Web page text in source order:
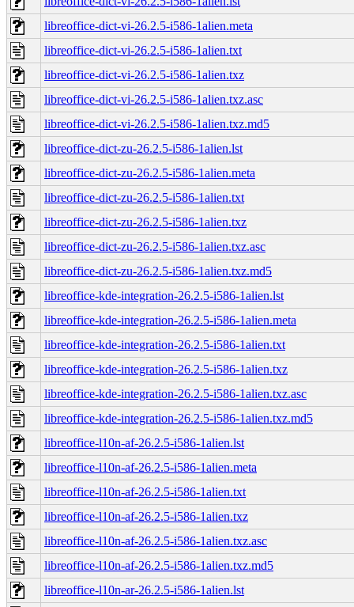
libreoffice-dict-vi-26.2.5-i586-1alien.meta
libreoffice-dict-vi-26.2.5-i586-1alien.txt
libreoffice-dict-vi-26.2.5-i586-1alien.txz
libreoffice-dict-vi-26.2.5-i586-1alien.txz.asc
libreoffice-dict-vi-26.2.5-i586-1alien.txz.md5
libreoffice-dict-zu-26.2.5-i586-1alien.lst
libreoffice-dict-zu-26.2.5-i586-1alien.meta
libreoffice-dict-zu-26.2.5-i586-1alien.txt
libreoffice-dict-zu-26.2.5-i586-1alien.txz
libreoffice-dict-zu-26.2.5-i586-1alien.txz.asc
libreoffice-dict-zu-26.2.5-i586-1alien.txz.md5
libreoffice-kde-integration-26.2.5-i586-1alien.lst
libreoffice-kde-integration-26.2.5-i586-1alien.meta
libreoffice-kde-integration-26.2.5-i586-1alien.txt
libreoffice-kde-integration-26.2.5-i586-1alien.txz
libreoffice-kde-integration-26.2.5-i586-1alien.txz.asc
libreoffice-kde-integration-26.2.5-i586-1alien.txz.md5
libreoffice-l10n-af-26.2.5-i586-1alien.lst
libreoffice-l10n-af-26.2.5-i586-1alien.meta
libreoffice-l10n-af-26.2.5-i586-1alien.txt
libreoffice-l10n-af-26.2.5-i586-1alien.txz
libreoffice-l10n-af-26.2.5-i586-1alien.txz.asc
libreoffice-l10n-af-26.2.5-i586-1alien.txz.md5
libreoffice-l10n-ar-26.2.5-i586-1alien.lst